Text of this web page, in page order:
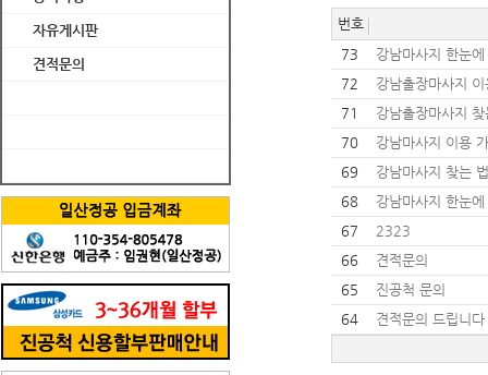
자유게시판
견적문의
번호
73
강남마사지 한눈
72
강남출장마사지
71
강남출장마사지
70
강남마사지 이용
69
강남마사지 찾는
68
강남마사지 한눈
67
2323
66
견적문의
65
진공척 문의
64
견적문의 드립니다